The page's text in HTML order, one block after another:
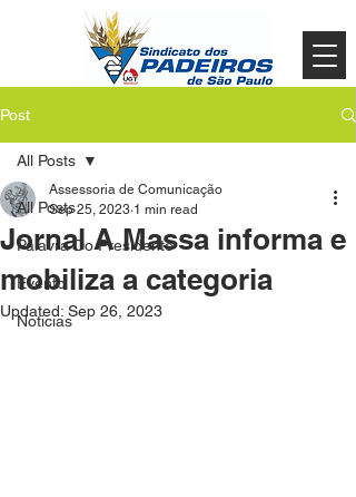
Post
All Posts
Palavra Do Presidente
Evento
Noticias
All Posts
Jornal A Massa informa e
mobiliza a categoria
Assessoria de Comunicação
Sep 25, 2023 1 min read
Updated: Sep 26, 2023